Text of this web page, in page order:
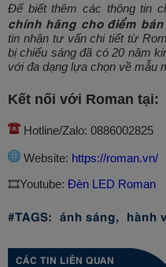
Để biết thêm các thông tin
chính hãng cho điểm
tin nhận tư vấn chi tiết từ
bị chiếu sáng đã có 20 năm
với đa dạng lựa chọn về mẫu
Kết nối với Roman tại:
Hotline/Zalo: 0886002825
Website: https://roman.vn/
🎞️Youtube: Đèn LED Roman
#TAGS: ánh sáng, hành
CÁC TIN LIÊN QUAN